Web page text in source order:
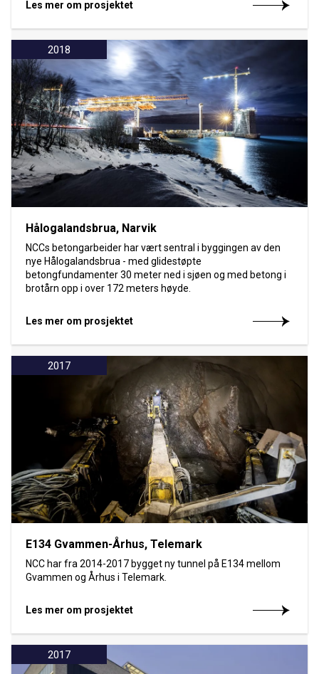
Les mer om prosjektet
2018
Hålogalandsbrua, Narvik
NCCs betongarbeider har vært sentral i byggingen av den
nye Hålogalandsbrua - med glidestøpte
betongfundamenter 30 meter ned i sjøen og med betong i
brotårn opp i over 172 meters høyde.
Les mer om prosjektet
2017
E134 Gvammen-Århus, Telemark
NCC har fra 2014-2017 bygget ny tunnel på E134 mellom
Gvammen og Århus i Telemark.
Les mer om prosjektet
2017